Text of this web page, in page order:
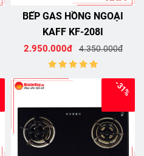
BẾP GAS HỒNG NGOẠI
KAFF KF-208I
2.950.000đ 4.350.000đ
-31%